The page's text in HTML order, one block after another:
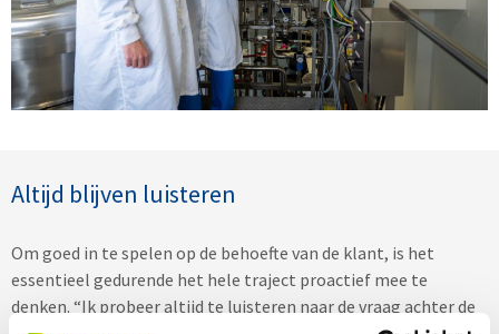
Altijd blijven luisteren
Om goed in te spelen op de behoefte van de klant, is het
essentieel gedurende het hele traject proactief mee te
denken. “Ik probeer altijd te luisteren naar de vraag achter de